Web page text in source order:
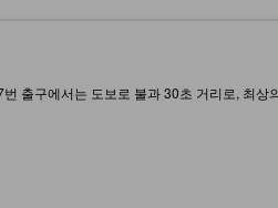
출구에서는 도보로 불과 30초 거리로, 최상